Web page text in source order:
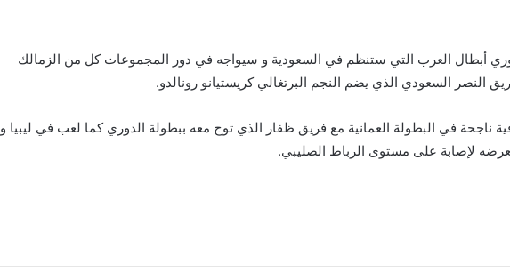
أبطال العرب التي ستنظم في السعودية و سيواجه في دور المجموعات كل من الزمالك
النصر السعودي الذي يضم النجم البرتغالي كريستيانو رونالدو.
ناجحة في البطولة العمانية مع فريق ظفار الذي توج معه ببطولة الدوري كما لعب في ليبيا و
لإصابة على مستوى الرباط الصليبي.